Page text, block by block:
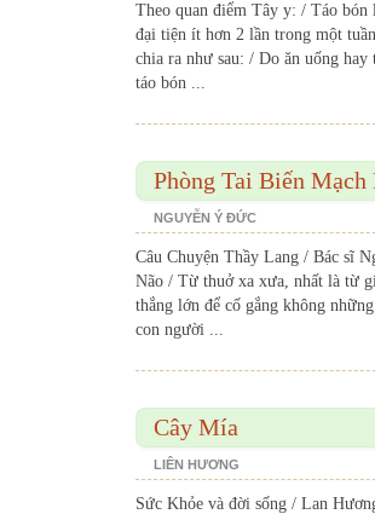
Theo quan điểm Tây y: / Táo
đại tiện ít hơn 2 lần trong một
chia ra như sau: / Do ăn uống
táo bón ...
Phòng Tai Biến Mạch
NGUYỄN Ý ĐỨC
Câu Chuyện Thầy Lang / Bác sĩ
Não / Từ thuở xa xưa, nhất là từ
thắng lớn để cố gắng không
con người ...
Cây Mía
LIÊN HƯƠNG
Sức Khỏe và đời sống / Lan